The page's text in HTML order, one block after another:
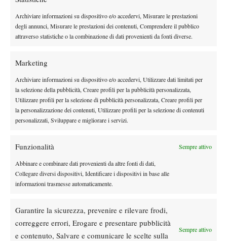
Archiviare informazioni su dispositivo e/o accedervi, Misurare le prestazioni
degli annunci, Misurare le prestazioni dei contenuti, Comprendere il pubblico
attraverso statistiche o la combinazione di dati provenienti da fonti diverse.
Marketing
Archiviare informazioni su dispositivo e/o accedervi, Utilizzare dati limitati per
la selezione della pubblicità, Creare profili per la pubblicità personalizzata,
Utilizzare profili per la selezione di pubblicità personalizzata, Creare profili per
la personalizzazione dei contenuti, Utilizzare profili per la selezione di contenuti
personalizzati, Sviluppare e migliorare i servizi.
Funzionalità Sempre attivo
Abbinare e combinare dati provenienti da altre fonti di dati,
Collegare diversi dispositivi, Identificare i dispositivi in base alle
informazioni trasmesse automaticamente.
Garantire la sicurezza, prevenire e rilevare frodi,
correggere errori, Erogare e presentare pubblicità
e contenuto, Salvare e comunicare le scelte sulla
Sempre attivo
Tutte le gare in streaming sul sito dell’emittente locale Antenna 5
(www.antenna5.net), con collegamenti in diretta dai 5 campi in
terra rossa del Tc Santa Croce sull’Arno.
Risultati
femminile : Konjuh (Cro) b Barty (Aus) 4/6 5/2 rit.
Nessun commento
News
Masters 1000 Cincinnati 2026: forfait di
Quinn, Sonego entra nel tabellone